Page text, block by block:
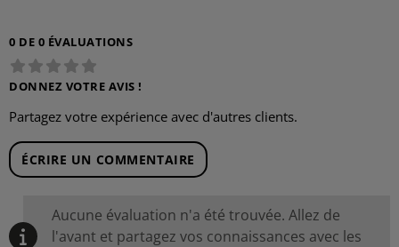
0 DE 0 ÉVALUATIONS
DONNEZ VOTRE AVIS !
Partagez votre expérience avec d'autres clients.
ÉCRIRE UN COMMENTAIRE
Aucune évaluation n'a été trouvée. Allez de
l'avant et partagez vos connaissances avec les